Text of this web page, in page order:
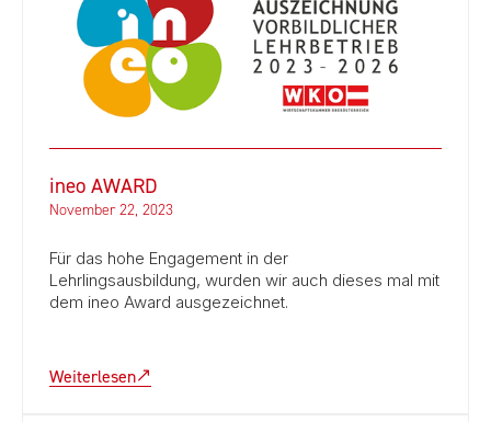
ineo AWARD
November 22, 2023
Für das hohe Engagement in der
Lehrlingsausbildung, wurden wir auch dieses mal mit
dem ineo Award ausgezeichnet.
Weiterlesen